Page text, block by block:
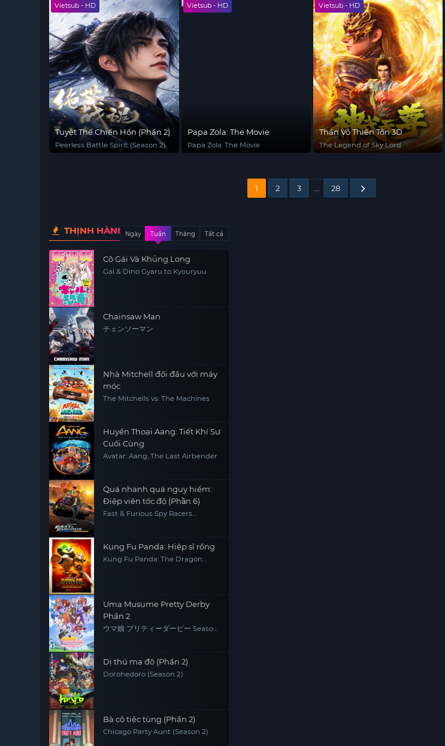
Vietsub - HD
Tuyệt Thế Chiến Hồn (Phần 2)
Peerless Battle Spirit (Season 2)
Vietsub - HD
Papa Zola: The Movie
Papa Zola: The Movie
Vietsub - HD
Thần Võ Thiên Tôn 3D
The Legend of Sky Lord
1 2 3 28
THỊNH HÀNHNgày Tuần Tháng Tất cả
Cô Gái Và Khủng Long
Gal & Dino Gyaru to Kyouryuu
Chainsaw Man
チェンソーマン
Nhà Mitchell đối đầu với máy
móc
The Mitchells vs. The Machines
Huyền Thoại Aang: Tiết Khí Sư
Cuối Cùng
Avatar: Aang, The Last Airbender
Quá nhanh quá nguy hiểm:
Điệp viên tốc độ (Phần 6)
Fast & Furious Spy Racers
Kung Fu Panda: Hiệp sĩ rồng
Kung Fu Panda: The Dragon
Uma Musume Pretty Derby
Phần 2
ウマ娘 プリティーダービー Season
Dị thú ma đô (Phần 2)
Dorohedoro (Season 2)
Bà cô tiệc tùng (Phần 2)
Chicago Party Aunt (Season 2)